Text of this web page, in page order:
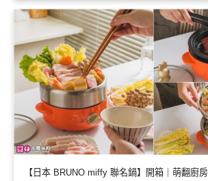
【日本 BRUNO miffy 聯名鍋】開箱｜萌翻廚